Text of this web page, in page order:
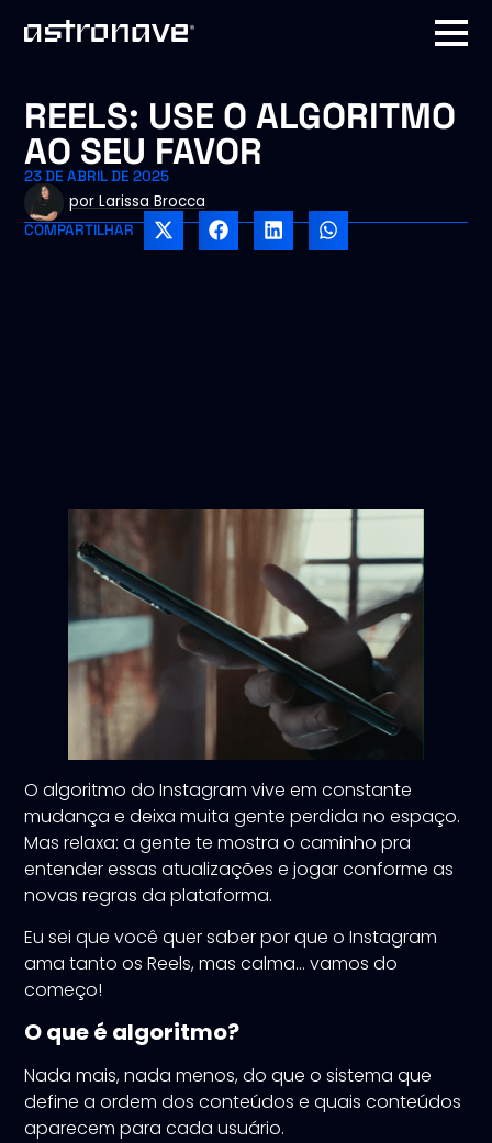
REELS: USE O ALGORITMO
AO SEU FAVOR
23 DE ABRIL DE 2025
porLarissa Brocca
COMPARTILHAR
O algoritmo do Instagram vive em constante
mudança e deixa muita gente perdida no espaço.
Mas relaxa: a gente te mostra o caminho pra
entender essas atualizações e jogar conforme as
novas regras da plataforma.
Eu sei que você quer saber por que o Instagram
ama tanto os Reels, mas calma… vamos do
começo!
O que é algoritmo?
Nada mais, nada menos, do que o sistema que
define a ordem dos conteúdos e quais conteúdos
aparecem para cada usuário.